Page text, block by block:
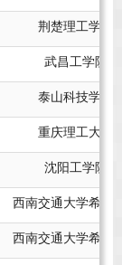
荆楚理工学院
武昌工学院
泰山科技学院
重庆理工大学
沈阳工学院
西南交通大学希望
西南交通大学希望